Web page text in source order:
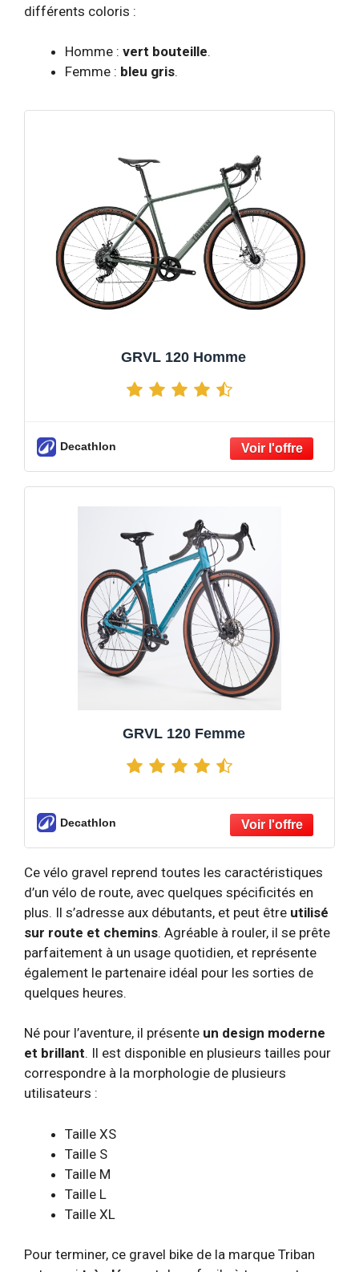
différents coloris :
Homme : vert bouteille.
Femme : bleu gris.
GRVL 120 Homme
Decathlon
GRVL 120 Femme
Decathlon
Ce vélo gravel reprend toutes les caractéristiques
d’un vélo de route, avec quelques spécificités en
plus. Il s’adresse aux débutants, et peut être utilisé
sur route et chemins. Agréable à rouler, il se prête
parfaitement à un usage quotidien, et représente
également le partenaire idéal pour les sorties de
quelques heures.
Né pour l’aventure, il présente un design moderne
et brillant. Il est disponible en plusieurs tailles pour
correspondre à la morphologie de plusieurs
utilisateurs :
Taille XS
Taille S
Taille M
Taille L
Taille XL
Pour terminer, ce gravel bike de la marque Triban